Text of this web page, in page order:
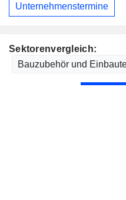
Sektorenvergleich:
Unternehmenstermine